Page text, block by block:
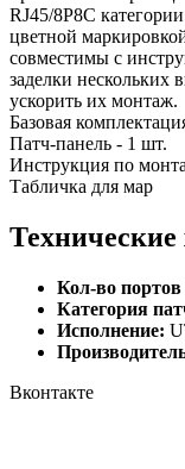
RJ45/8P8C
цветной
совместимы с
заделки нескольких
ускорить их монтаж.
Базовая
Патч-панель - 1 шт.
Инструкция по
Табличка для мар
Технические
Кол-во
Категория
Исполнение:
Вконтакте